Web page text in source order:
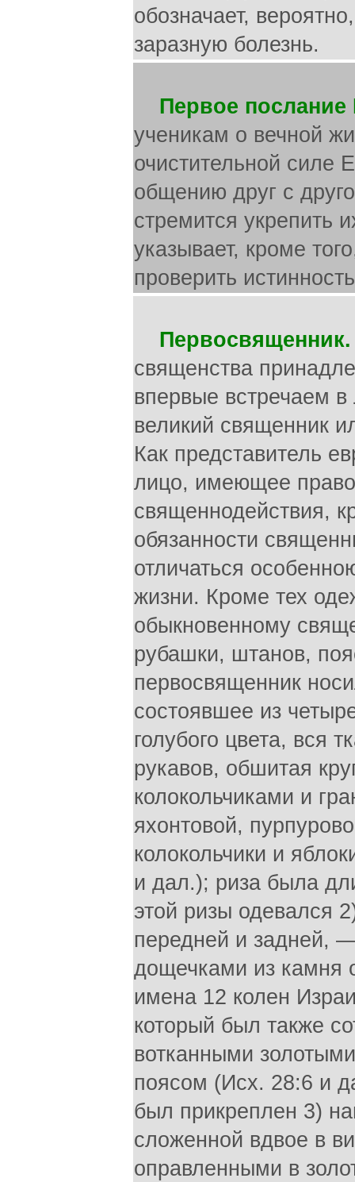
обозначает,
заразную болезнь.
Первое послание
ученикам о вечной
очистительной силе
общению друг с
стремится укрепить
указывает, кроме
проверить
Первосвященник.
священства
впервые встречаем в
великий священник
Как представитель
лицо, имеющее
священнодействия,
обязанности
отличаться
жизни. Кроме тех
обыкновенному
рубашки, штанов,
первосвященник
состоявшее из
голубого цвета, вся
рукавов, обшитая
колокольчиками и
яхонтовой,
колокольчики и
и дал.); риза была
этой ризы одевался
передней и задней,
дощечками из камня
имена 12 колен
который был также
вотканными
поясом (Исх. 28:6 и
был прикреплен 3)
сложенной вдвое в
оправленными в